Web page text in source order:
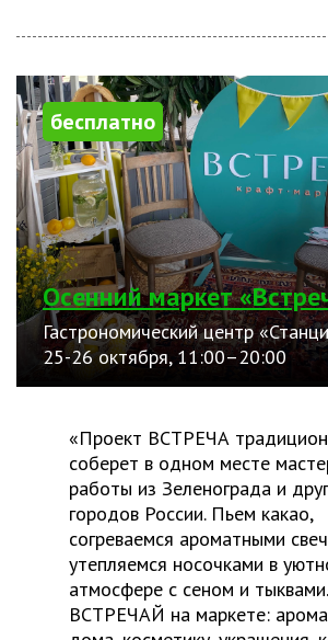
Осенний маркет
Гастрономический центр
25-26 октября, 11:00–20:00
бесплатно
«Проект ВСТРЕЧА
соберет в одном месте
работы из Зеленограда и
городов России. Пьем какао,
согреваемся ароматными
утепляемся носочками в
атмосфере с сеном и тыквами.
ВСТРЕЧАЙ на маркете: